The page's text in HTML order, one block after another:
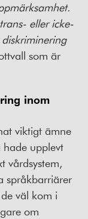
eller icke-
som är
inom
viktigt ämne
hade upplevt
vårdsystem,
språkbarriärer
väl kom i
om